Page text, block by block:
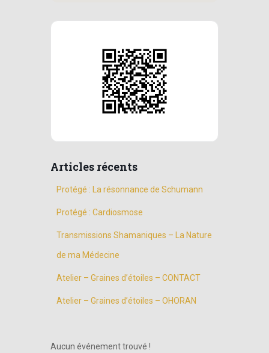
Articles récents
Protégé : La résonnance de Schumann
Protégé : Cardiosmose
Transmissions Shamaniques – La Nature
de ma Médecine
Atelier – Graines d’étoiles – CONTACT
Atelier – Graines d’étoiles – OHORAN
Aucun événement trouvé !